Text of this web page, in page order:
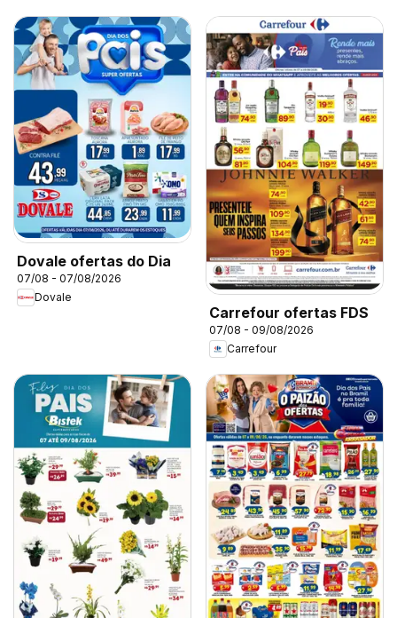
Dovale ofertas do Dia
07/08 - 07/08/2026
Dovale
Carrefour ofertas FDS
07/08 - 09/08/2026
Carrefour